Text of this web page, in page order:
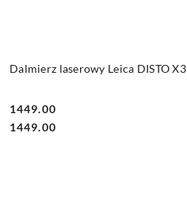
Dalmierz laserowy Leica DISTO X3
Cena:
1449.00
Cena:
1449.00